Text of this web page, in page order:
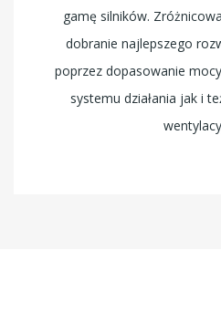
gamę silników.
dobranie najlepszego
poprzez dopasowanie
systemu działania jak i